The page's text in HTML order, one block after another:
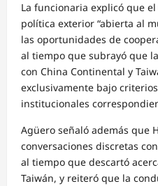
La funcionaria explicó que
política exterior “abierta al
las oportunidades de
al tiempo que subrayó que
con China Continental y
exclusivamente bajo
institucionales
Agüero señaló además que
conversaciones discretas
al tiempo que descartó
Taiwán, y reiteró que la